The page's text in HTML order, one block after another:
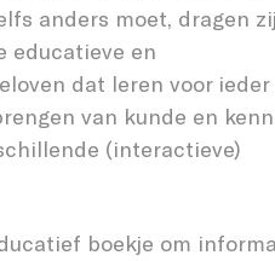
anders moet, dragen zij
educatieve en
dat leren voor ieder
van kunde en
(interactieve)
boekje om